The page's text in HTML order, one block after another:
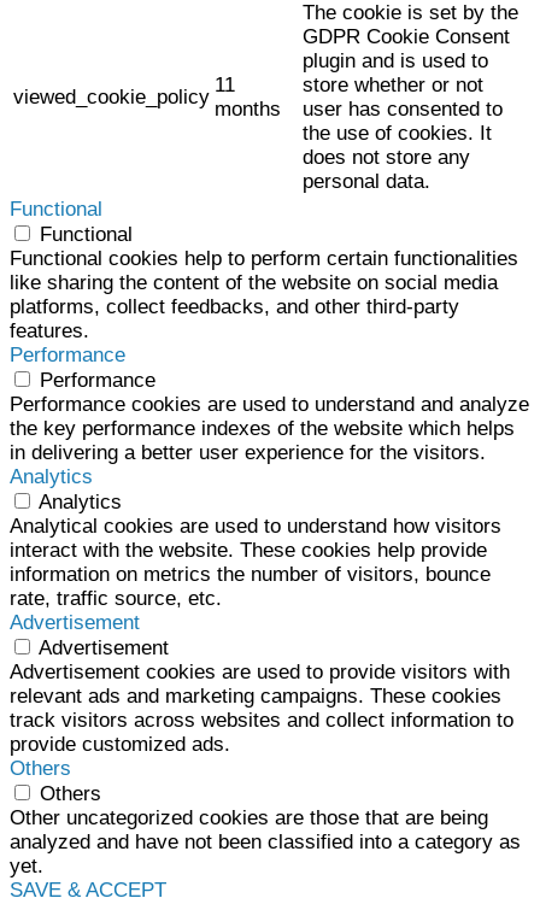
viewed_cookie_policy
11
months
The cookie is set by the
GDPR Cookie Consent
plugin and is used to
store whether or not
user has consented to
the use of cookies. It
does not store any
personal data.
Functional
Functional
Functional cookies help to perform certain functionalities
like sharing the content of the website on social media
platforms, collect feedbacks, and other third-party
features.
Performance
Performance
Performance cookies are used to understand and analyze
the key performance indexes of the website which helps
in delivering a better user experience for the visitors.
Analytics
Analytics
Analytical cookies are used to understand how visitors
interact with the website. These cookies help provide
information on metrics the number of visitors, bounce
rate, traffic source, etc.
Advertisement
Advertisement
Advertisement cookies are used to provide visitors with
relevant ads and marketing campaigns. These cookies
track visitors across websites and collect information to
provide customized ads.
Others
Others
Other uncategorized cookies are those that are being
analyzed and have not been classified into a category as
yet.
SAVE & ACCEPT